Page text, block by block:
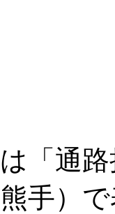
「通
手）